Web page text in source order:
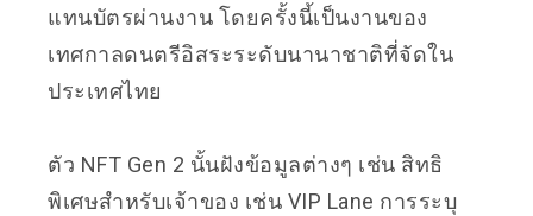
แทนบัตรผ่านงาน โดยครั้งนี้เป็นงานของ
เทศกาลดนตรีอิสระระดับนานาชาติที่จัดใน
ประเทศไทย
ตัว NFT Gen 2 นั้นฝังข้อมูลต่างๆ เช่น สิทธิ
พิเศษสำหรับเจ้าของ เช่น VIP Lane การระบุ